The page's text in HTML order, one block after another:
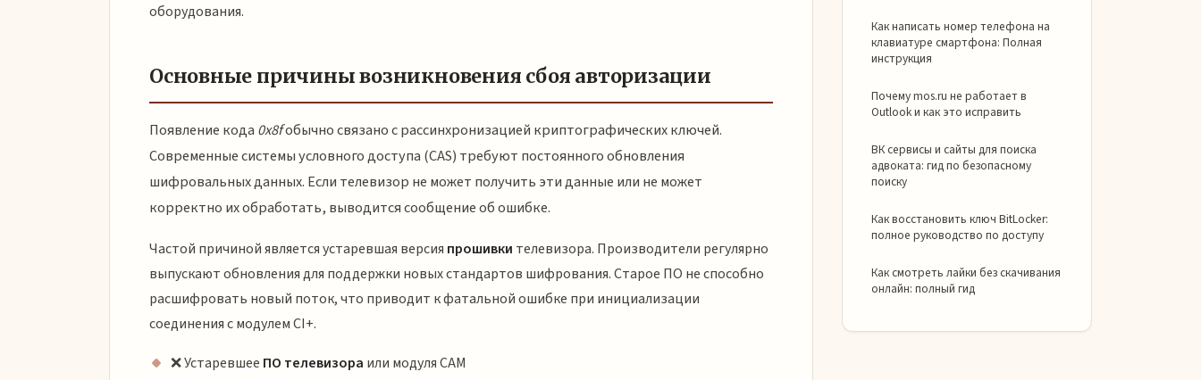
оборудования.
Основные причины возникновения сбоя авторизации
Появление кода 0x8fобычно связано с рассинхронизацией криптографических ключей.
Современные системы условного доступа (CAS) требуют постоянного обновления
шифровальных данных. Если телевизор не может получить эти данные или не может
корректно их обработать, выводится сообщение об ошибке.
Частой причиной является устаревшая версия прошивки телевизора. Производители регулярно
выпускают обновления для поддержки новых стандартов шифрования. Старое ПО не способно
расшифровать новый поток, что приводит к фатальной ошибке при инициализации
соединения с модулем CI+.
❌ Устаревшее ПО телевизора или модуля CAM
Как написать номер телефона на
клавиатуре смартфона: Полная
инструкция
Почему mos.ru не работает в
Outlook и как это исправить
ВК сервисы и сайты для поиска
адвоката: гид по безопасному
поиску
Как восстановить ключ BitLocker:
полное руководство по доступу
Как смотреть лайки без скачивания
онлайн: полный гид